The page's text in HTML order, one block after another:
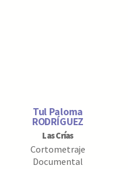
Tul Paloma
RODRÍGUEZ
Las Crías
Cortometraje
Documental